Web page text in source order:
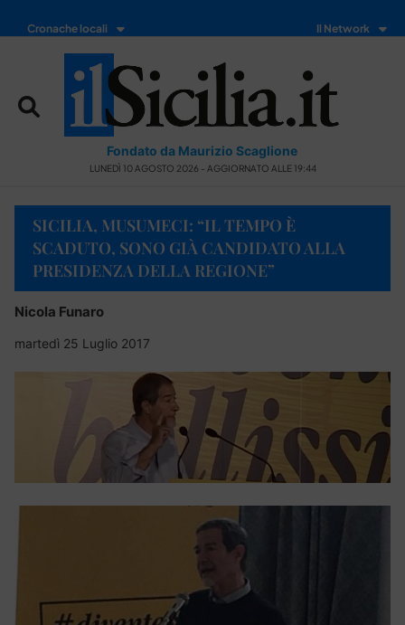
Cronache locali Il Network
Fondato da Maurizio Scaglione
LUNEDÌ 10 AGOSTO 2026 - AGGIORNATO ALLE 19:44
SICILIA, MUSUMECI: “IL TEMPO È
SCADUTO, SONO GIÀ CANDIDATO ALLA
PRESIDENZA DELLA REGIONE”
Nicola Funaro
martedì 25 Luglio 2017